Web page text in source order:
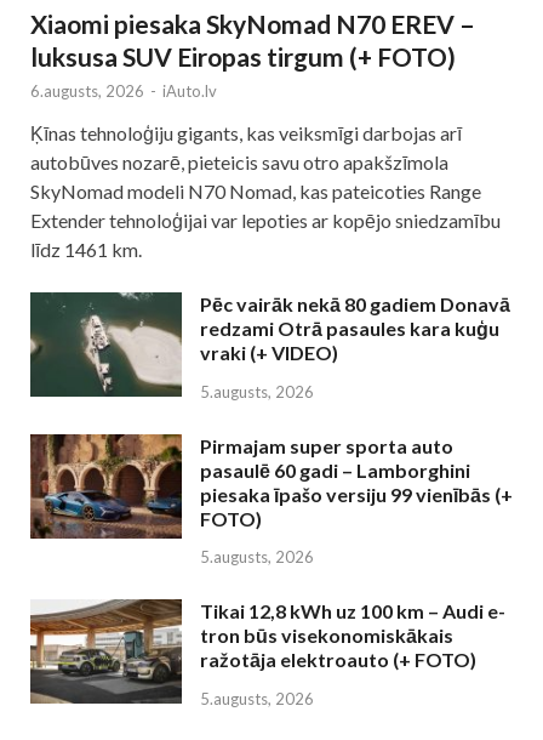
Xiaomi piesaka SkyNomad N70 EREV –
luksusa SUV Eiropas tirgum (+ FOTO)
6.augusts, 2026 - iAuto.lv
Ķīnas tehnoloģiju gigants, kas veiksmīgi darbojas arī
autobūves nozarē, pieteicis savu otro apakšzīmola
SkyNomad modeli N70 Nomad, kas pateicoties Range
Extender tehnoloģijai var lepoties ar kopējo sniedzamību
līdz 1461 km.
Pēc vairāk nekā 80 gadiem Donavā
redzami Otrā pasaules kara kuģu
vraki (+ VIDEO)
5.augusts, 2026
Pirmajam super sporta auto
pasaulē 60 gadi – Lamborghini
piesaka īpašo versiju 99 vienībās (+
FOTO)
5.augusts, 2026
Tikai 12,8 kWh uz 100 km – Audi e-
tron būs visekonomiskākais
ražotāja elektroauto (+ FOTO)
5.augusts, 2026